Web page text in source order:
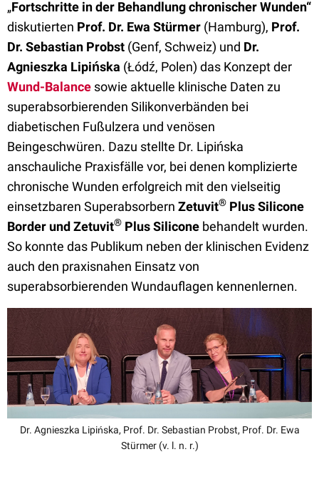
„Fortschritte in der Behandlung chronischer Wunden“
diskutierten Prof. Dr. Ewa Stürmer (Hamburg), Prof.
Dr. Sebastian Probst (Genf, Schweiz) und Dr.
Agnieszka Lipińska (Łódź, Polen) das Konzept der
Wund-Balance sowie aktuelle klinische Daten zu
superabsorbierenden Silikonverbänden bei
diabetischen Fußulzera und venösen
Beingeschwüren. Dazu stellte Dr. Lipińska
anschauliche Praxisfälle vor, bei denen komplizierte
chronische Wunden erfolgreich mit den vielseitig
einsetzbaren Superabsorbern Zetuvit® Plus Silicone
Border und Zetuvit® Plus Silicone behandelt wurden.
So konnte das Publikum neben der klinischen Evidenz
auch den praxisnahen Einsatz von
superabsorbierenden Wundauflagen kennenlernen.
Dr. Agnieszka Lipińska, Prof. Dr. Sebastian Probst, Prof. Dr. Ewa
Stürmer (v. l. n. r.)